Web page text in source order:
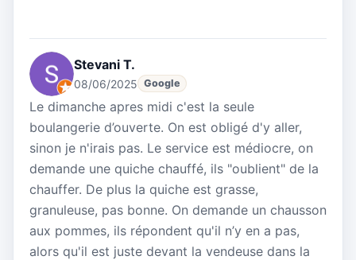
Stevani T.
08/06/2025 Google
Le dimanche apres midi c'est la seule
boulangerie d’ouverte. On est obligé d'y aller,
sinon je n'irais pas. Le service est médiocre, on
demande une quiche chauffé, ils "oublient" de la
chauffer. De plus la quiche est grasse,
granuleuse, pas bonne. On demande un chausson
aux pommes, ils répondent qu'il n’y en a pas,
alors qu'il est juste devant la vendeuse dans la